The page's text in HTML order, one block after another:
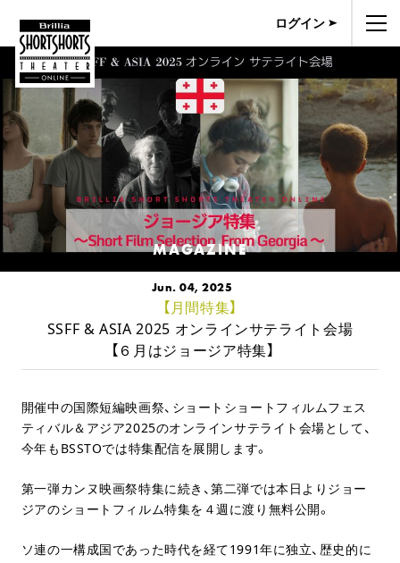
ログイン
MAGAZINE
Jun. 04, 2025
【月間特集】
SSFF & ASIA 2025 オンラインサテライト会場
【６月はジョージア特集】
開催中の国際短編映画祭、ショートショートフィルムフェス
ティバル＆アジア2025のオンラインサテライト会場として、
今年もBSSTOでは特集配信を展開します。
第一弾カンヌ映画祭特集に続き、第二弾では本日よりジョー
ジアのショートフィルム特集を４週に渡り無料公開。
ソ連の一構成国であった時代を経て1991年に独立、歴史的に